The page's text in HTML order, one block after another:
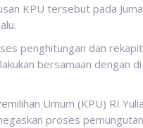
KPU tersebut pada
penghitungan dan
bersamaan dengan
Umum (KPU) RI
proses